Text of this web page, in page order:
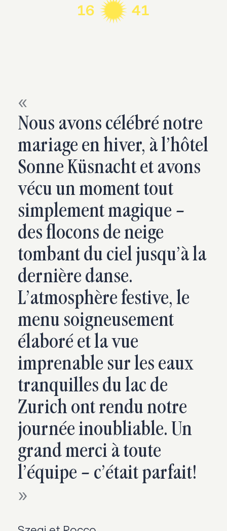
Nous avons célébré notre
mariage en hiver, à l’hôtel
Sonne Küsnacht et avons
vécu un moment tout
simplement magique –
des flocons de neige
tombant du ciel jusqu’à la
dernière danse.
L’atmosphère festive, le
menu soigneusement
élaboré et la vue
imprenable sur les eaux
tranquilles du lac de
Zurich ont rendu notre
journée inoubliable. Un
grand merci à toute
l’équipe – c’était parfait!